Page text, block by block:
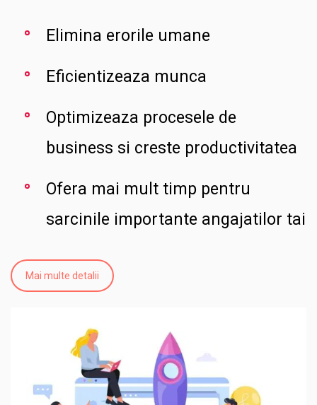
Elimina erorile umane
Eficientizeaza munca
Optimizeaza procesele de
business si creste productivitatea
Ofera mai mult timp pentru
sarcinile importante angajatilor tai
Mai multe detalii